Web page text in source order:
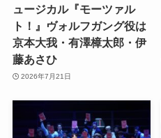
ュージカル『モーツァル
ト！』ヴォルフガング役は
京本大我・有澤樟太郎・伊
藤あさひ
2026年7月21日